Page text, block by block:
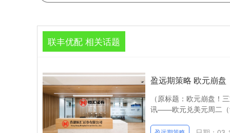
联丰优配 相关话题
盈远期策略 欧元崩
（原标题：欧元崩盘！
讯——欧元兑美元周二（